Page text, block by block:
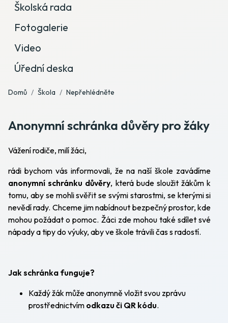
Školská rada
Fotogalerie
Video
Úřední deska
Domů Škola Nepřehlédněte
Anonymní schránka důvěry pro žáky
Vážení rodiče, milí žáci,
rádi bychom vás informovali, že na naší škole zavádíme
anonymní schránku důvěry, která bude sloužit žákům k
tomu, aby se mohli svěřit se svými starostmi, se kterými si
nevědí rady. Chceme jim nabídnout bezpečný prostor, kde
mohou požádat o pomoc. Žáci zde mohou také sdílet své
nápady a tipy do výuky, aby ve škole trávili čas s radostí.
Jak schránka funguje?
Každý žák může anonymně vložit svou zprávu
prostřednictvím odkazu či QR kódu.